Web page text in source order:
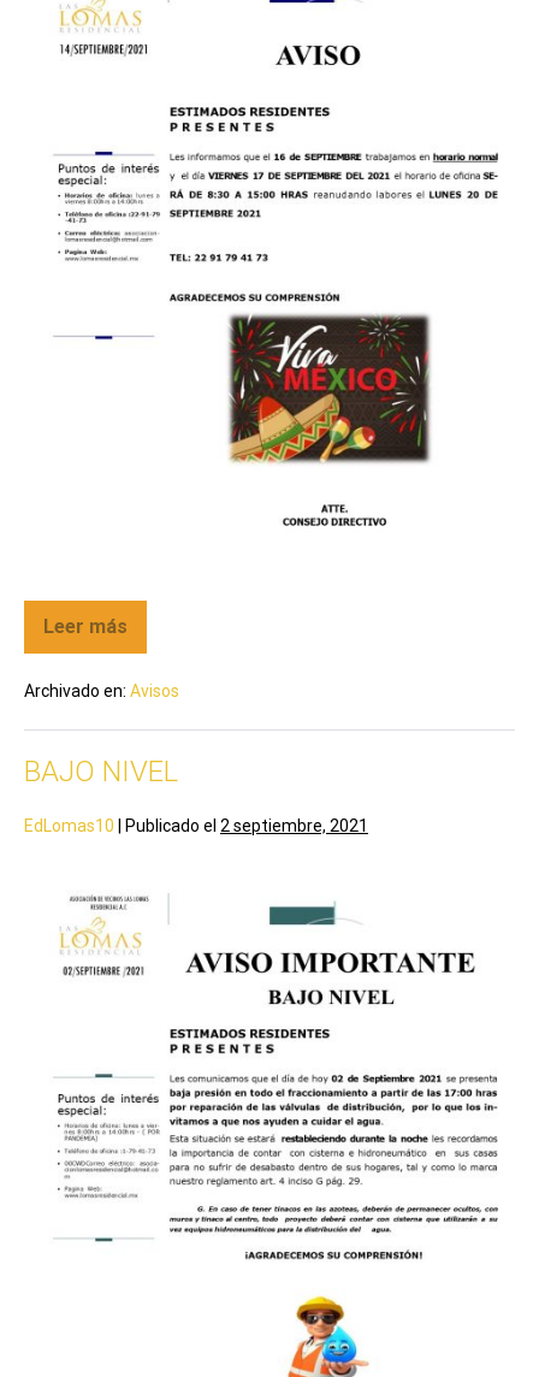
Leer más
Archivado en: Avisos
BAJO NIVEL
EdLomas10 Publicado el 2 septiembre, 2021